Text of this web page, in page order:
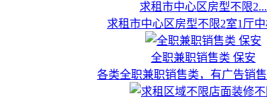
求租市中心区房型不限2...
求租市中心区房型不限2室1厅
全职兼职销售类 保安
各类全职兼职销售类，有广告销